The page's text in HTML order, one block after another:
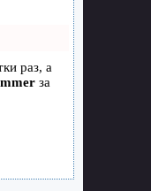
раз, а
за